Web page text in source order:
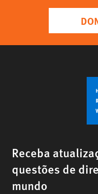
Receba
questões de
mundo